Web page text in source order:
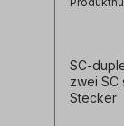
SC-
zwei SC
Stecker